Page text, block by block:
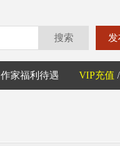
搜索 发
作家福利待遇 VIP充值 /